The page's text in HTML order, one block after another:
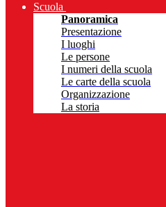
Scuola
Panoramica
Presentazione
I luoghi
Le persone
I numeri della scuola
Le carte della scuola
Organizzazione
La storia